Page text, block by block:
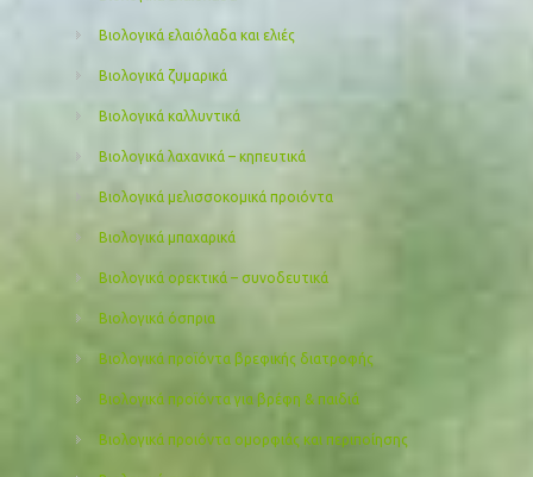
Βιολογικά ελαιόλαδα και ελιές
Βιολογικά ζυμαρικά
Βιολογικά καλλυντικά
Βιολογικά λαχανικά – κηπευτικά
Βιολογικά μελισσοκομικά προιόντα
Βιολογικά μπαχαρικά
Βιολογικά ορεκτικά – συνοδευτικά
Βιολογικά όσπρια
Βιολογικά προϊόντα βρεφικής διατροφής
Βιολογικά προϊόντα για βρέφη & παιδιά
Βιολογικά προιόντα ομορφιάς και περιποίησης